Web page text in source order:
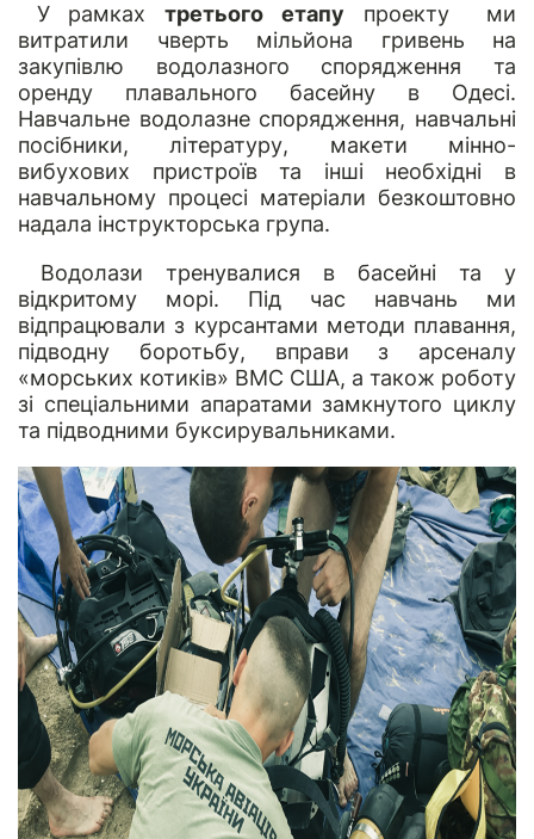
У рамкахтретього етапу проекту ми
витратили чверть мільйона гривень на
закупівлю водолазного спорядження та
оренду плавального басейну в Одесі.
Навчальне водолазне спорядження, навчальні
посібники, літературу, макети мінно-
вибухових пристроїв та інші необхідні в
навчальному процесі матеріали безкоштовно
надала інструкторська група.
Водолази тренувалися в басейні та у
відкритому морі. Під час навчань ми
відпрацювали з курсантами методи плавання,
підводну боротьбу, вправи з арсеналу
«морських котиків» ВМС США, а також роботу
зі спеціальними апаратами замкнутого циклу
та підводними буксирувальниками.